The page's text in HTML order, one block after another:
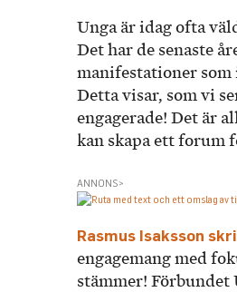
Unga är idag ofta
Det har de senaste
manifestationer som
Detta visar, som vi
engagerade! Det är
kan skapa ett forum
ANNONS>
Rasmus Isaksson
engagemang med
stämmer! Förbundet